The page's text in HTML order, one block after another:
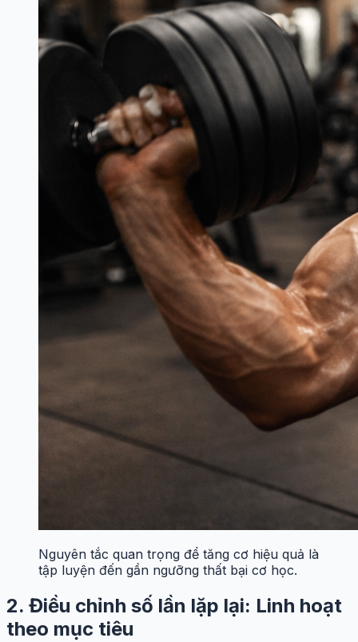
Nguyên tắc quan trọng để tăng cơ hiệu quả là
tập luyện đến gần ngưỡng thất bại cơ học.
2. Điều chỉnh số lần lặp lại: Linh hoạt
theo mục tiêu